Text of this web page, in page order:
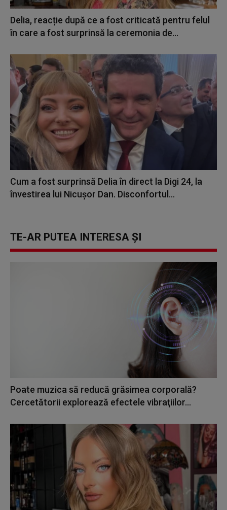
Delia, reacție după ce a fost criticată pentru felul
în care a fost surprinsă la ceremonia de...
Cum a fost surprinsă Delia în direct la Digi 24, la
învestirea lui Nicușor Dan. Disconfortul...
TE-AR PUTEA INTERESA ȘI
Poate muzica să reducă grăsimea corporală?
Cercetătorii explorează efectele vibraţiilor...